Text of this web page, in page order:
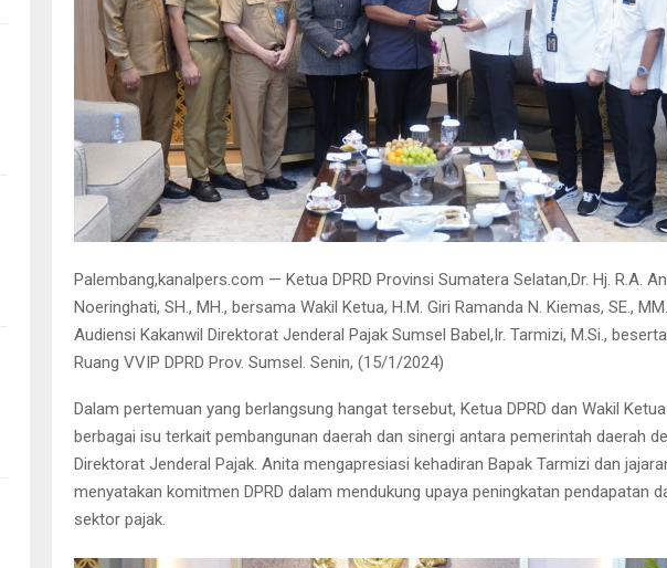
Palembang,kanalpers.com — Ketua DPRD Provinsi Sumatera Selatan,Dr. Hj. R.A.
Noeringhati, SH., MH., bersama Wakil Ketua, H.M. Giri Ramanda N. Kiemas, SE.,
Audiensi Kakanwil Direktorat Jenderal Pajak Sumsel Babel,Ir. Tarmizi, M.Si.,
Ruang VVIP DPRD Prov. Sumsel. Senin, (15/1/2024)
Dalam pertemuan yang berlangsung hangat tersebut, Ketua DPRD dan Wakil
berbagai isu terkait pembangunan daerah dan sinergi antara pemerintah daerah
Direktorat Jenderal Pajak. Anita mengapresiasi kehadiran Bapak Tarmizi dan
menyatakan komitmen DPRD dalam mendukung upaya peningkatan pendapatan
sektor pajak.